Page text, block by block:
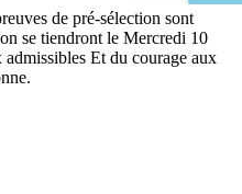
de pré-sélection sont
se tiendront le Mercredi 10
Et du courage aux